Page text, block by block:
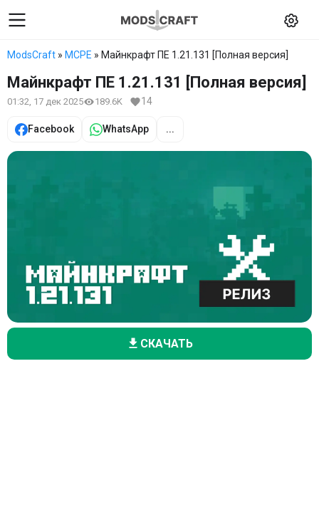
ModsCraft » MCPE » Майнкрафт ПЕ 1.21.131 [Полная версия]
Майнкрафт ПЕ 1.21.131 [Полная версия]
01:32, 17 дек 2025 189.6K 14
Facebook WhatsApp ...
СКАЧАТЬ